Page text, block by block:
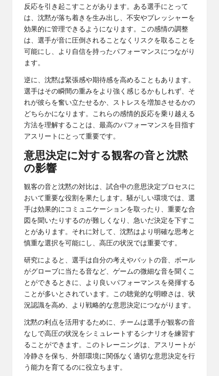
反応を引き起こすことがあります。ある選手にとって
は、沈黙が落ち着きを生み出し、不安やプレッシャーを
効果的に管理できるようになります。この感情の調整
は、選手が音に圧倒されることなくリスクを取ることを
可能にし、より自信を持ったパフォーマンスにつながり
ます。
逆に、沈黙は緊張感や期待感を高めることもあります。
選手はその瞬間の重みをより強く感じるかもしれず、そ
れが彼らを奮い立たせるか、ストレスを増加させるかの
どちらかになります。これらの感情的反応を乗り越える
方法を理解することは、最高のパフォーマンスを目指す
アスリートにとって重要です。
意思決定に対する観客の音と沈黙
の影響
観客の音と沈黙の対比は、試合中の意思決定プロセスに
おいて重要な役割を果たします。騒がしい環境では、選
手は効果的にコミュニケーションを取ったり、重要な合
図を聞いたりするのが難しくなり、急いだ決定を下すこ
とがあります。それに対して、沈黙はより明確な思考と
慎重な選択を可能にし、高圧の状況では重要です。
研究によると、選手は自分の考えやバットの音、ボール
がグローブに当たる音など、ゲームの微細な音を聞くこ
とができるときに、より良いパフォーマンスを発揮する
ことが多いとされています。この聴覚的な明瞭さは、状
況認識を高め、より戦略的な意思決定につながります。
沈黙の利点を活用するために、チームは選手が観客の音
なしで高圧の状況をシミュレートするシナリオを練習す
ることができます。このトレーニングは、アスリートが
冷静さを保ち、外部環境に関係なく適切な意思決定を行
う能力を育てるのに役立ちます。